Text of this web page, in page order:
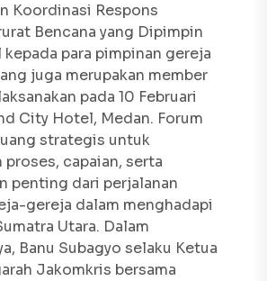
Koordinasi Respons
Bencana yang Dipimpin
kepada para pimpinan gereja
juga merupakan member
pada 10 Februari
City Hotel, Medan. Forum
strategis untuk
proses, capaian, serta
penting dari perjalanan
gereja dalam menghadapi
Utara. Dalam
Banu Subagyo selaku Ketua
Jakomkris bersama